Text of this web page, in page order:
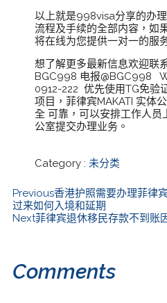
以上就是998visa分享的办
流程及手续的全部内容，如
将在线为您提供一对一的服
想了解更多最新信息欢迎联
BGC998 电报@BGC998
0912-222 优先使用TG免验
项目，菲律宾MAKATI 实体
全 可靠，可以安排工作人员
公室提交办理业务。
Category : 未分类
Previous香港护照需要办理菲律
过来如何入境和延期
Next菲律宾退休移民存款不到账
Comments